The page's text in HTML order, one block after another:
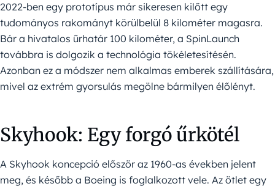
2022-ben egy prototípus már sikeresen kilőtt egy
tudományos rakományt körülbelül 8 kilométer magasra.
Bár a hivatalos űrhatár 100 kilométer, a SpinLaunch
továbbra is dolgozik a technológia tökéletesítésén.
Azonban ez a módszer nem alkalmas emberek szállítására,
mivel az extrém gyorsulás megölne bármilyen élőlényt.
Skyhook: Egy forgó űrkötél
A Skyhook koncepció először az 1960-as években jelent
meg, és később a Boeing is foglalkozott vele. Az ötlet egy